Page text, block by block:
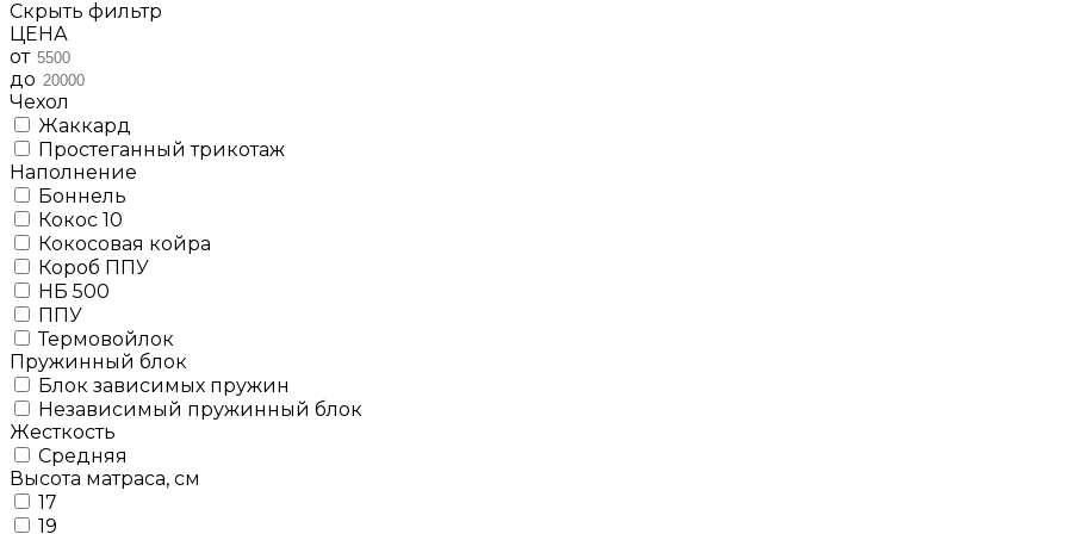
Скрыть фильтр
ЦЕНА
от
до
Чехол
Жаккард
Простеганный трикотаж
Наполнение
Боннель
Кокос 10
Кокосовая койра
Короб ППУ
НБ 500
ППУ
Термовойлок
Пружинный блок
Блок зависимых пружин
Независимый пружинный блок
Жесткость
Средняя
Высота матраса, см
17
19